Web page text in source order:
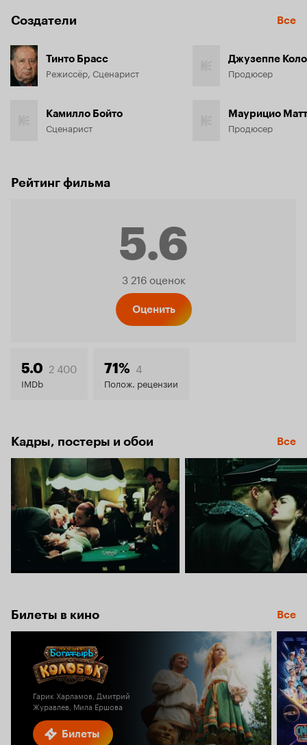
Создатели Все
Тинто Брасс
Режиссёр, Сценарист
Камилло Бойто
Сценарист
Джузеппе
Продюсер
Маурицио
Продюсер
Рейтинг фильма
5.6
Рейтинг
5.6
3 216 оценок
Оценить
5.0 2 400
IMDb
71% 4
Полож. рецензии
Кадры, постеры и обои Все
Билеты в кино Все
Билеты
Гарик Харламов, Дмитрий
Журавлев, Мила Ершова